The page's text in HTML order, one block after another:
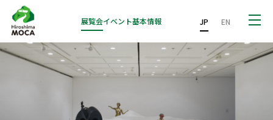
展覧会イベント基本情報 JP EN